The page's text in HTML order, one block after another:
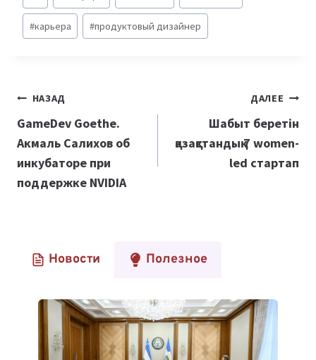
записи:
#карьера #продуктовый дизайнер
Навигация
по
записям
НАЗАД
GameDev Goethe.
Акмаль Салихов об
инкубаторе при
поддержке NVIDIA
ДАЛЕЕ
Шабыт беретін
қазақстандық 7 women-
led стартап
Новости Полезное